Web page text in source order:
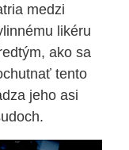
medzi
likéru
ako sa
tento
jeho asi